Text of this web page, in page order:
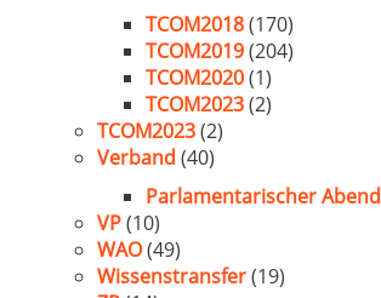
TCOM2018(170)
TCOM2019(204)
TCOM2020(1)
TCOM2023(2)
TCOM2023(2)
Verband (40)
Parlamentarischer Abend
VP(10)
WAO(49)
Wissenstransfer(19)